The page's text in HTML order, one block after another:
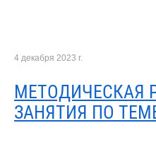
4 декабря 2023 г.
МЕТОДИЧЕСКАЯ
ЗАНЯТИЯ ПО